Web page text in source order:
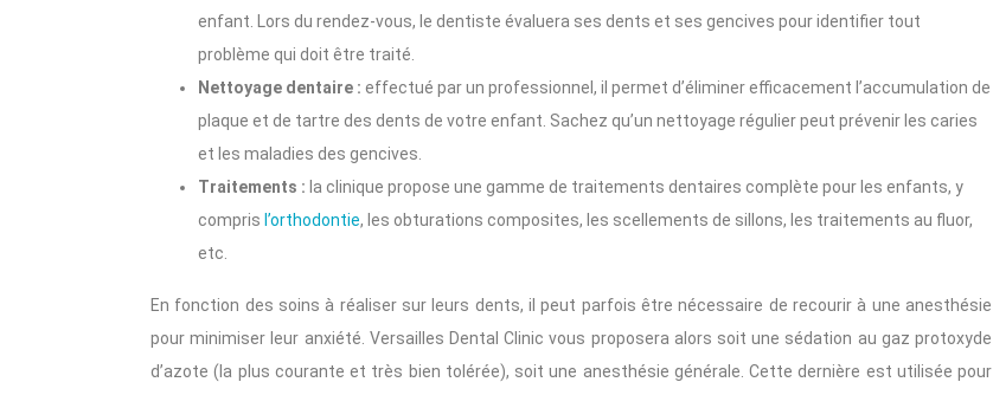
enfant. Lors du rendez-vous, le dentiste évaluera ses dents et ses gencives pour identifier tout
problème qui doit être traité.
Nettoyage dentaire : effectué par un professionnel, il permet d’éliminer efficacement l’accumulation de
plaque et de tartre des dents de votre enfant. Sachez qu’un nettoyage régulier peut prévenir les caries
et les maladies des gencives.
Traitements : la clinique propose une gamme de traitements dentaires complète pour les enfants, y
compris l’orthodontie, les obturations composites, les scellements de sillons, les traitements au fluor,
etc.
En fonction des soins à réaliser sur leurs dents, il peut parfois être nécessaire de recourir à une anesthésie
pour minimiser leur anxiété. Versailles Dental Clinic vous proposera alors soit une sédation au gaz protoxyde
d’azote (la plus courante et très bien tolérée), soit une anesthésie générale. Cette dernière est utilisée pour